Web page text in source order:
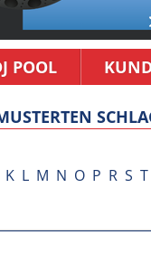
POOL
K L M N O P R S T